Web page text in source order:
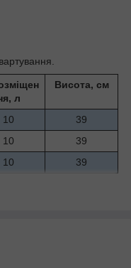
л
Висота, см
10
39
10
39
10 39